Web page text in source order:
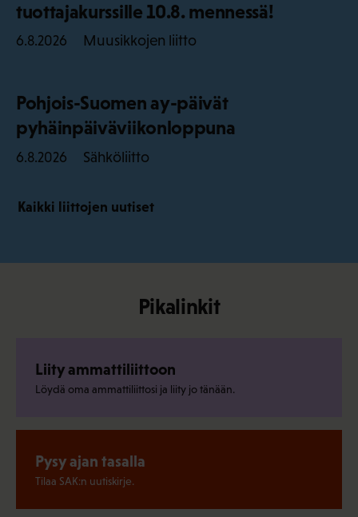
tuottajakurssille 10.8. mennessä!
6.8.2026 Muusikkojen liitto
Pohjois-Suomen ay-päivät
pyhäinpäiväviikonloppuna
6.8.2026 Sähköliitto
Kaikki liittojen uutiset
Pikalinkit
Liity ammattiliittoon
Löydä oma ammattiliittosi ja liity jo tänään.
Pysy ajan tasalla
Tilaa SAK:n uutiskirje.